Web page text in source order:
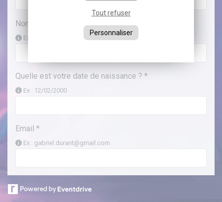
Nom *
Ex : Durant
Quelle est votre date de naissance ? *
Ex : 12/02/2000
Email *
Ex : gabriel.durant@gmail.com
Powered by
Tout refuser
Personnaliser